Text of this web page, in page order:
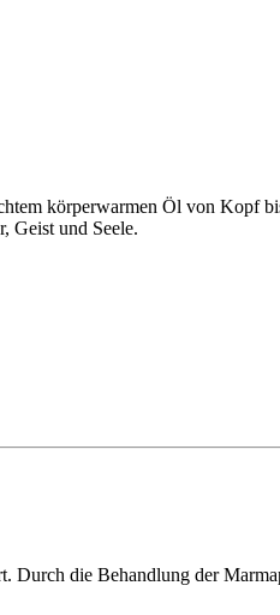
körperwarmen Öl von Kopf
Geist und Seele.
die Behandlung der